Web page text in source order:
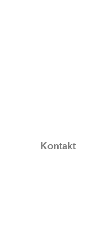
Kontakt